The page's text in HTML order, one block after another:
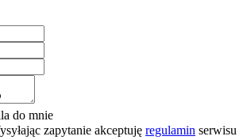
do mnie
zapytanie akceptuję regulamin serwisu